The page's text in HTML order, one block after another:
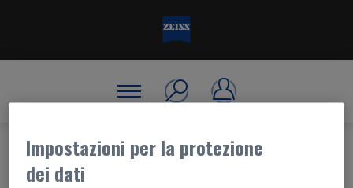
Impostazioni per la protezione
dei dati